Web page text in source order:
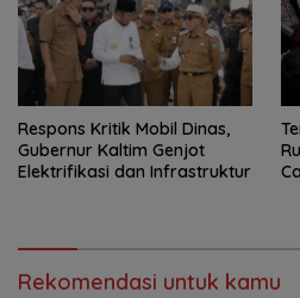
Respons Kritik Mobil Dinas,
Gubernur Kaltim Genjot
Elektrifikasi dan Infrastruktur
Rekomendasi untuk kamu